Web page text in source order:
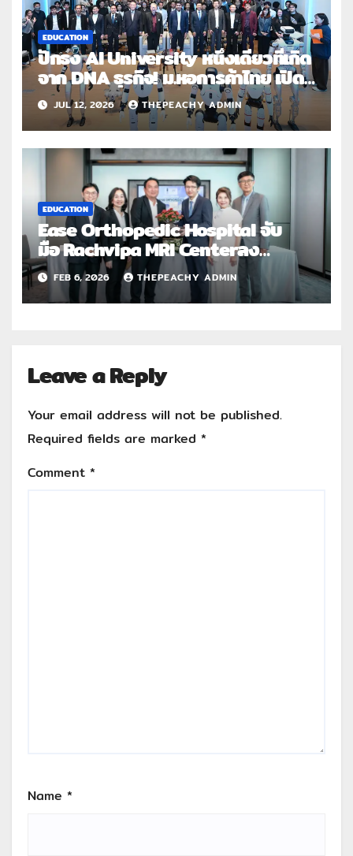
EDUCATION
ปักธง AI University หนึ่งเดียวที่เกิด
จาก DNA ธุรกิจ! ม.หอการค้าไทย เปิด
โครงการ UTCC AI Institute
ศูนย์กลางการพัฒนา AI เพื่อธุรกิจ
พร้อมลงนาม MOU พันธมิตรทั้งระบบ
นิเวศ
JUL 12, 2026 THEPEACHY ADMIN
EDUCATION
Ease Orthopedic Hospital จับ
มือ Rachvipa MRI Centerลง
นาม MOU เสริมศักยภาพการวินิจฉัย
และการรักษาโรคกระดูกและข้อยกระ
ดับระบบบริการสุขภาพเฉพาะทางด้วย
FEB 6, 2026 THEPEACHY ADMIN
Leave a Reply
Your email address will not be published.
Required fields are marked *
Comment *
Name *